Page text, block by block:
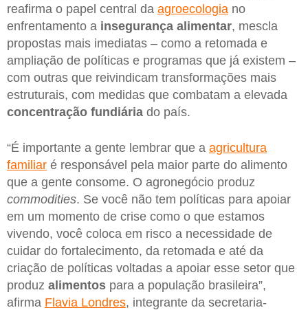
reafirma o papel central da agroecologia no
enfrentamento a insegurança alimentar, mescla
propostas mais imediatas – como a retomada e
ampliação de políticas e programas que já existem –
com outras que reivindicam transformações mais
estruturais, com medidas que combatam a elevada
concentração fundiária do país.
“É importante a gente lembrar que a agricultura
familiar é responsável pela maior parte do alimento
que a gente consome. O agronegócio produz
commodities. Se você não tem políticas para apoiar
em um momento de crise como o que estamos
vivendo, você coloca em risco a necessidade de
cuidar do fortalecimento, da retomada e até da
criação de políticas voltadas a apoiar esse setor que
produz alimentos para a população brasileira”,
afirma Flavia Londres, integrante da secretaria-